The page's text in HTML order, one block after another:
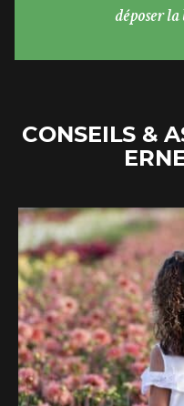
déposer la
CONSEILS &